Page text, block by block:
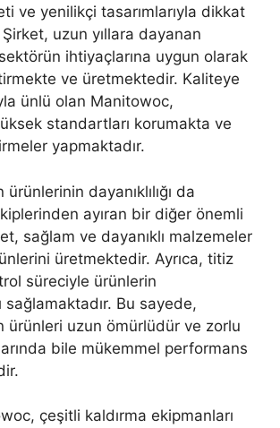
ve yenilikçi tasarımlarıyla dikkat
uzun yıllara dayanan
ihtiyaçlarına uygun olarak
ve üretmektedir. Kaliteye
ünlü olan Manitowoc,
standartları korumakta ve
yapmaktadır.
ürünlerinin dayanıklılığı da
ayıran bir diğer önemli
sağlam ve dayanıklı malzemeler
üretmektedir. Ayrıca, titiz
süreciyle ürünlerin
sağlamaktadır. Bu sayede,
ürünleri uzun ömürlüdür ve zorlu
bile mükemmel performans
çeşitli kaldırma ekipmanları